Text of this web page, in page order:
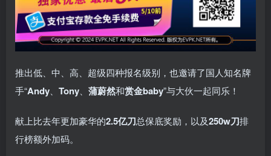
推出低、中、高、超级四种报名级别，也邀请了国人知名牌
手“Andy Tony 蒲蔚然和赏金baby”与大伙一起同乐！
献上比去年更加豪华的2.5亿刀总保底奖励，以及250w刀排
行榜额外加码。